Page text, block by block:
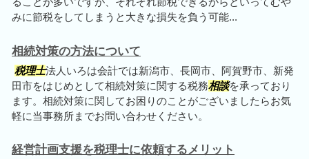
みに節税をしてしまうと大きな損失を負う可能...
相続対策の方法について
税理士法人いろは会計では新潟市、長岡市、阿賀野市、新発
田市をはじめとして相続対策に関する税務相談を承っており
ます。相続対策に関してお困りのことがございましたらお気
軽に当事務所までお問い合わせください。
経営計画支援を税理士に依頼するメリット